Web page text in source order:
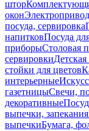
штор
окон
посуда, сервировка
напитковПосуда
приборыСтоловая
сервировкиДетская
стойки для цветов
интерьерные
газетницыСвечи,
декоративные
выпечки, запекания
выпечкиБумага,